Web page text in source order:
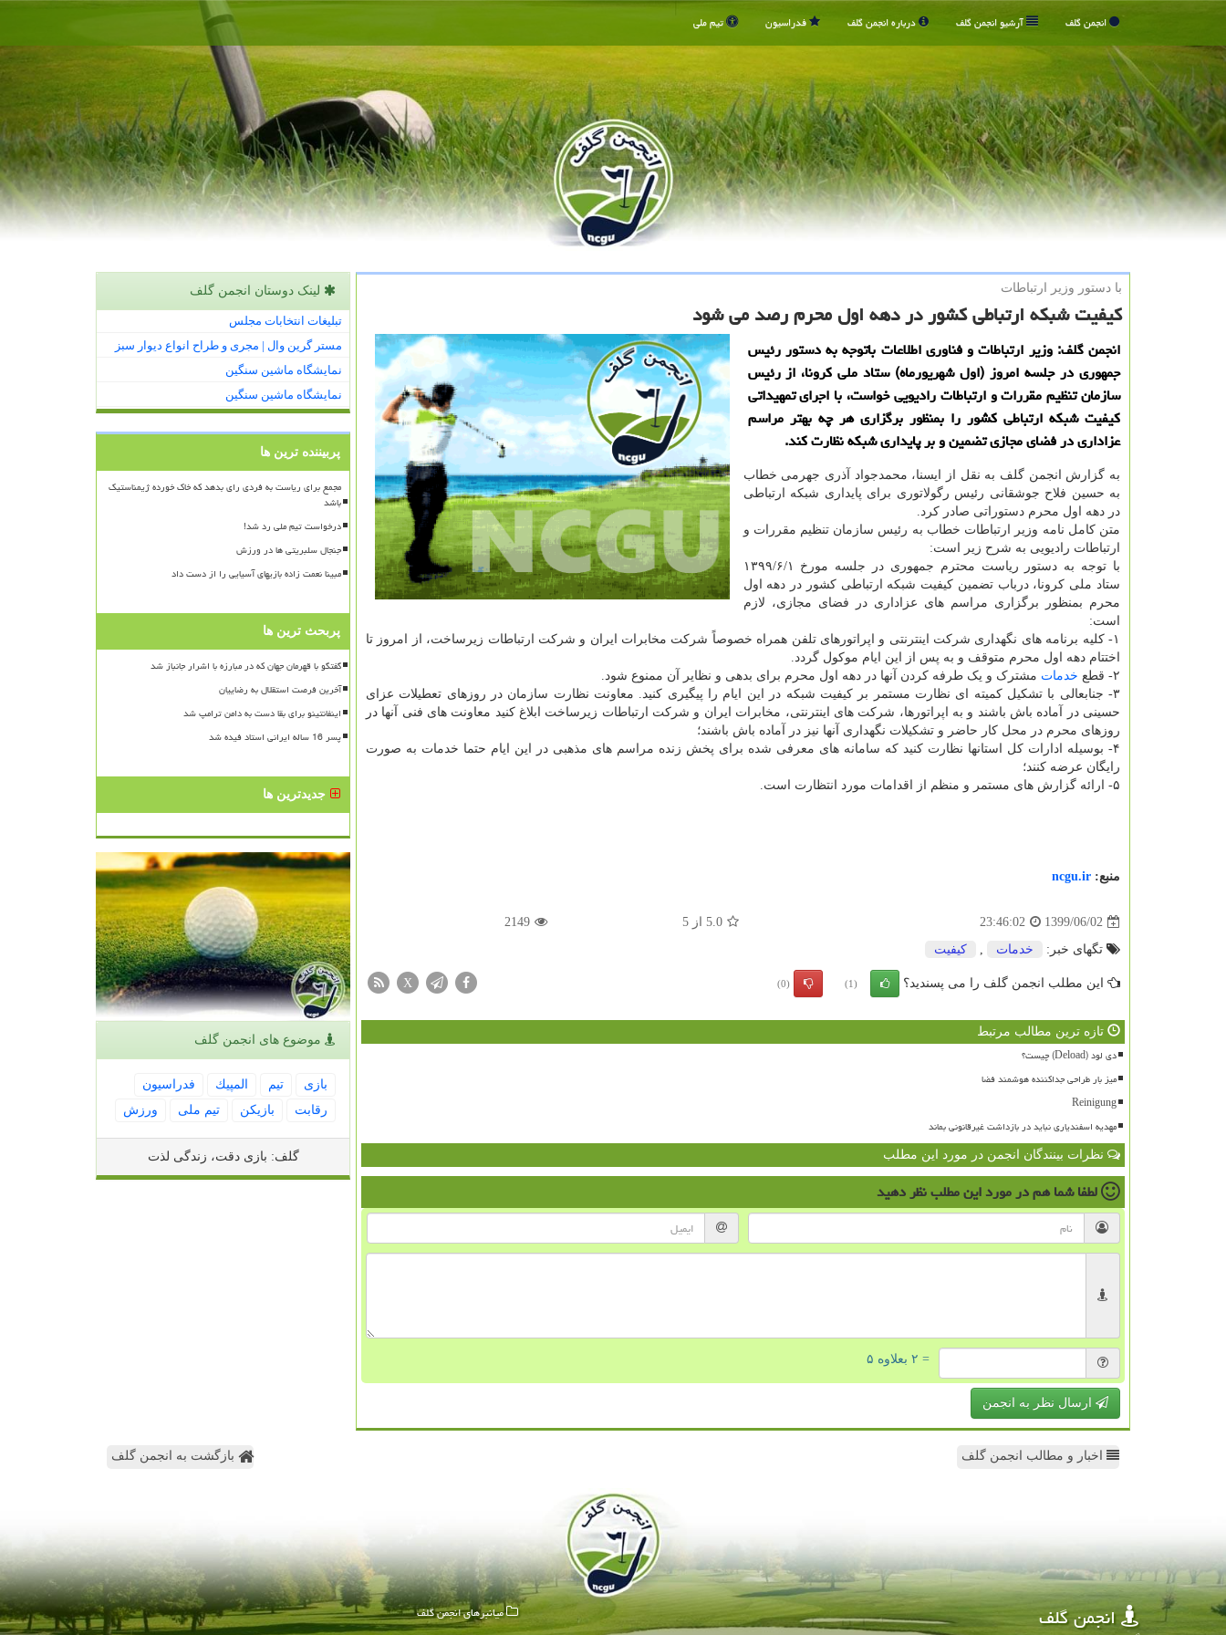
انجمن گلف آرشیو انجمن گلف درباره انجمن گلف فدراسیون تیم ملی
با دستور وزیر ارتباطات
كیفیت شبكه ارتباطی كشور در دهه اول محرم رصد می شود
انجمن گلف: وزیر ارتباطات و فناوری اطلاعات باتوجه به دستور رئیس
جمهوری در جلسه امروز (اول شهریورماه) ستاد ملی كرونا، از رئیس
سازمان تنظیم مقررات و ارتباطات رادیویی خواست، با اجرای تمهیداتی
كیفیت شبكه ارتباطی كشور را بمنظور برگزاری هر چه بهتر مراسم
عزاداری در فضای مجازی تضمین و بر پایداری شبكه نظارت كند.
به گزارش انجمن گلف به نقل از ایسنا، محمدجواد آذری جهرمی خطاب
به حسین فلاح جوشقانی رئیس رگولاتوری برای پایداری شبکه ارتباطی
در دهه اول محرم دستوراتی صادر کرد.
متن کامل نامه وزیر ارتباطات خطاب به رئیس سازمان تنظیم مقررات و
ارتباطات رادیویی به شرح زیر است:
با توجه به دستور ریاست محترم جمهوری در جلسه مورخ ۱۳۹۹/۶/۱
ستاد ملی کرونا، درباب تضمین کیفیت شبکه ارتباطی کشور در دهه اول
محرم بمنظور برگزاری مراسم های عزاداری در فضای مجازی، لازم
است:
۱- کلیه برنامه های نگهداری شرکت اینترنتی و اپراتورهای تلفن همراه خصوصاً شرکت مخابرات ایران و شرکت ارتباطات زیرساخت، از امروز تا
اختتام دهه اول محرم متوقف و به پس از این ایام موکول گردد.
۲- قطع
خدمات مشترک و یک طرفه کردن آنها در دهه اول محرم برای بدهی و نظایر آن ممنوع شود.
۳- جنابعالی با تشکیل کمیته ای نظارت مستمر بر کیفیت شبکه در این ایام را پیگیری کنید. معاونت نظارت سازمان در روزهای تعطیلات عزای
حسینی در آماده باش باشند و به اپراتورها، شرکت های اینترنتی، مخابرات ایران و شرکت ارتباطات زیرساخت ابلاغ کنید معاونت های فنی آنها در
روزهای محرم در محل کار حاضر و تشکیلات نگهداری آنها نیز در آماده باش باشند؛
۴- بوسیله ادارات کل استانها نظارت کنید که سامانه های معرفی شده برای پخش زنده مراسم های مذهبی در این ایام حتما خدمات به صورت
رایگان عرضه کنند؛
۵- ارائه گزارش های مستمر و منظم از اقدامات مورد انتظارت است.
منبع: ncgu.ir
1399/06/02
23:46:02
5.0 از5
2149
تگهای خبر: خدمات , كیفیت
این مطلب انجمن گلف را می پسندید؟ (1)
(0)
X
تازه ترین مطالب مرتبط
دی لود (Deload) چیست؟
میز بار طراحی جداکننده هوشمند فضا
Reinigung
مهدیه اسفندیاری نباید در بازداشت غیرقانونی بماند
نظرات بینندگان انجمن در مورد این مطلب
لطفا شما همدر مورد این مطلبنظر دهید
= ۲ بعلاوه ۵
ارسال نظر به انجمن
لینک دوستان انجمن گلف
تبلیغات انتخابات مجلس
مستر گرین وال | مجری و طراح انواع دیوار سبز
نمایشگاه ماشین سنگین
نمایشگاه ماشین سنگین
پربیننده ترین ها
مجمع برای ریاست به فردی رای بدهد که خاک خورده ژیمناستیک
باشد
درخواست تیم ملی رد شد!
جنجال سلبریتی ها در ورزش
مبینا نعمت زاده بازیهای آسیایی را از دست داد
پربحث ترین ها
گفتگو با قهرمان جهان که در مبارزه با اشرار جانباز شد
آخرین فرصت استقلال به رضاییان
اینفانتینو برای بقا دست به دامن ترامپ شد
پسر 16 ساله ایرانی استاد فیده شد
جدیدترین ها
موضوع های انجمن گلف
بازی تیم المپیك
فدراسیون
رقابت
بازیكن تیم ملی ورزش
گلف: بازی دقت، زندگی لذت
اخبار و مطالب انجمن گلف بازگشت به انجمن گلف
انجمن گلف میانبرهای انجمن گلف